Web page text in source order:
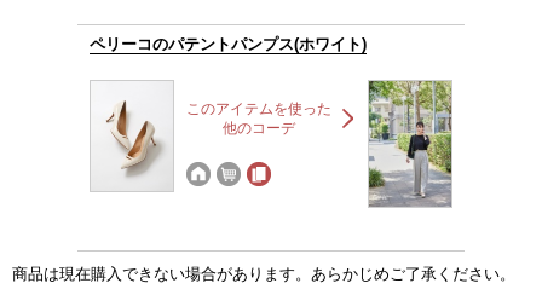
ペリーコのパテントパンプス(ホワイト)
このアイテムを使った
他のコーデ
商品は現在購入できない場合があります。あらかじめご了承ください。